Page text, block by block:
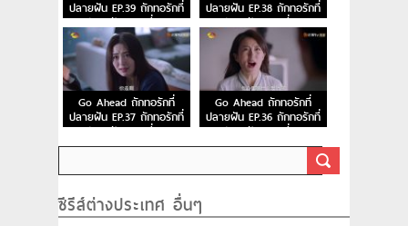
ปลายฝัน EP.39 ถักทอรักที่
ปลายฝัน ตอนที่ 39
ปลายฝัน EP.38 ถักทอรักที่
ปลายฝัน ตอนที่ 38
Go Ahead ถักทอรักที่
ปลายฝัน EP.37 ถักทอรักที่
ปลายฝัน ตอนที่ 37
Go Ahead ถักทอรักที่
ปลายฝัน EP.36 ถักทอรักที่
ปลายฝัน ตอนที่ 36
ซีรีส์ต่างประเทศ อื่นๆ